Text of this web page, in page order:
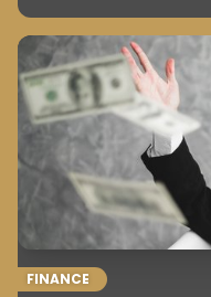
FINANCE